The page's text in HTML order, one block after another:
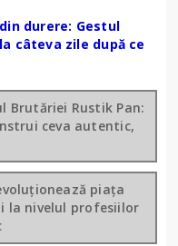
durere: Gestul
câteva zile după ce
Brutăriei Rustik Pan:
ceva autentic,
piața
la nivelul profesiilor